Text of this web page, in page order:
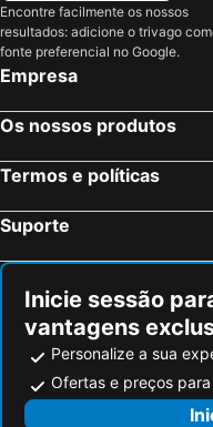
Ambalangoda Hotéis na
Encontre facilmente os nossos
resultados: adicione o trivago
fonte preferencial no Google.
Empresa
Os nossos produtos
Termos e políticas
Suporte
Inicie sessão
vantagens
Personalize a sua
Ofertas e preços